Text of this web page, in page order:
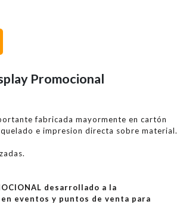
Promocional
fabricada mayormente en cartón
e impresion directa sobre material.
desarrollado a la
eventos y puntos de venta para